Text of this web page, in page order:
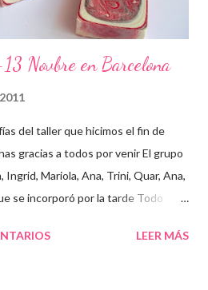
Novbre en Barcelona
del taller que hicimos el fin de
gracias a todos por venir El grupo
Ingrid, Mariola, Ana, Trini, Quar, Ana,
se incorporó por la tarde Todo
para tener claro lo que tenemos que
LEER MÁS